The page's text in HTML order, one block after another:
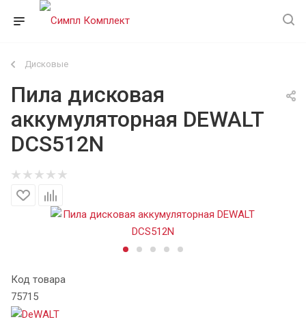
Дисковые
Пила дисковая
аккумуляторная DEWALT
DCS512N
Код товара
75715